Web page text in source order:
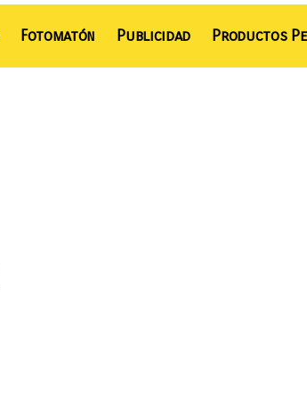
Fotomatón Publicidad Productos